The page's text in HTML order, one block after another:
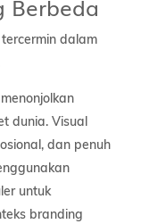
Berbeda
dalam
dunia. Visual
dan penuh
untuk
branding